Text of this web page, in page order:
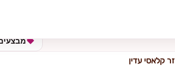
זר קלאסי עדין